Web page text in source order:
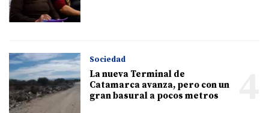
Sociedad
La nueva Terminal de
Catamarca avanza, pero con un
gran basural a pocos metros